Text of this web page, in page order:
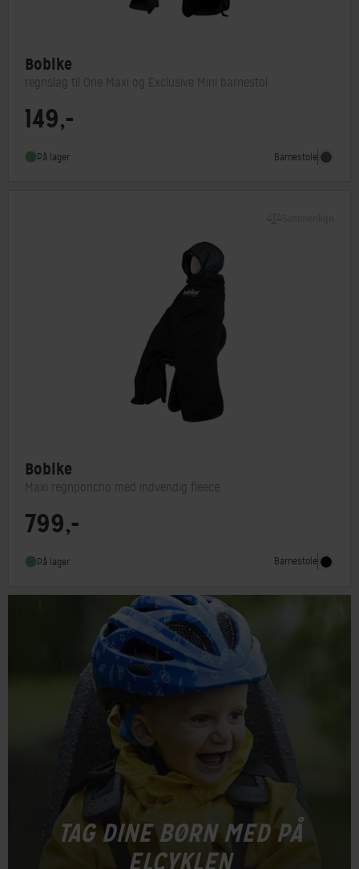
Bobike
regnslag til One Maxi og Exclusive Mini barnestol
Barnestol type
149,-
På lager Barnestole
Bobike
Maxi regnponcho med indvendig fleece
Barnestol type
799,-
På lager Barnestole
TAG DINE BØRN MED PÅ
ELCYKLEN